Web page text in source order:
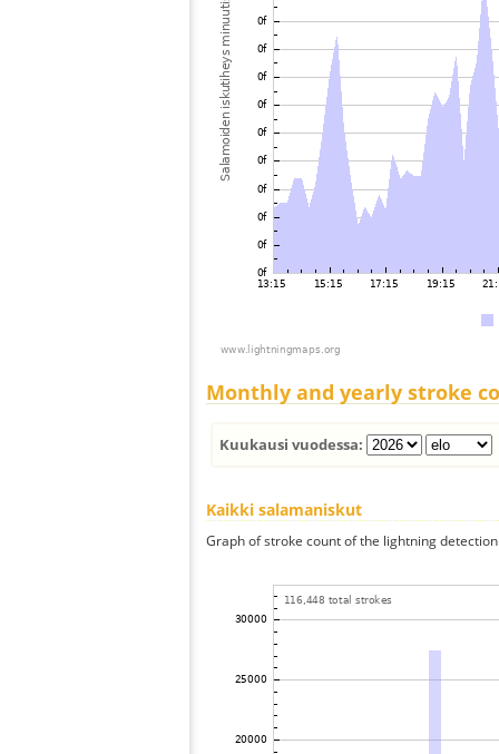
Monthly and yearly stroke
Kuukausi vuodessa:
Kaikki salamaniskut
Graph of stroke count of the lightning